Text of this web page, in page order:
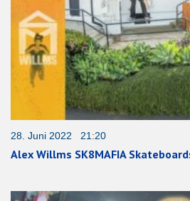
28. Juni 2022 21:20
Alex Willms SK8MAFIA